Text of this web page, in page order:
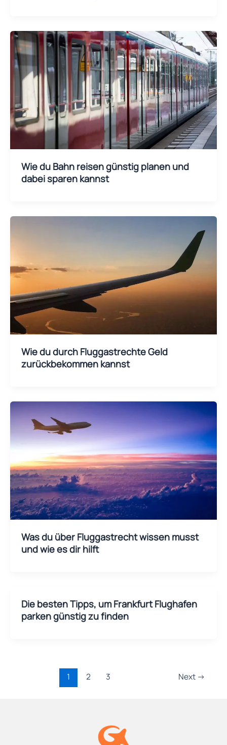
Wie du Bahn reisen günstig planen und
dabei sparen kannst
Wie du durch Fluggastrechte Geld
zurückbekommen kannst
Was du über Fluggastrecht wissen musst
und wie es dir hilft
Die besten Tipps, um Frankfurt Flughafen
parken günstig zu finden
1 2 3 Next →